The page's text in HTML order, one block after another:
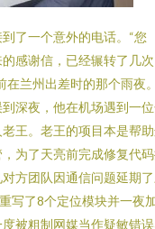
了一个意外的电话。“您
感谢信，已经辗转了几
在兰州出差时的那个雨夜
深夜，他在机场遇到一
王。老王的项目本是帮
为了天亮前完成修复代
方团队因通信问题延期
写了8个定位模块并一夜
被粗制网媒当作疑敏错